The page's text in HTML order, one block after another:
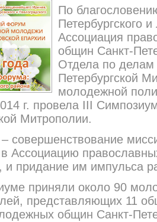
По
Петербургского
Ассоциация
общин Санкт-
Отдела по
Петербургской
молодежной
г. провела III
Митрополии.
совершенствование
Ассоциацию
и придание им импульса
приняли около 90
представляющих 11
общин Санкт-